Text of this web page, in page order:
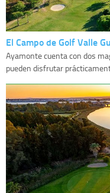
El Campo de Golf Valle
Ayamonte cuenta con dos
pueden disfrutar